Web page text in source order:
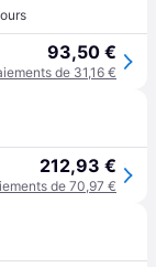
93,50 €
de 31,16 €
212,93 €
de 70,97 €